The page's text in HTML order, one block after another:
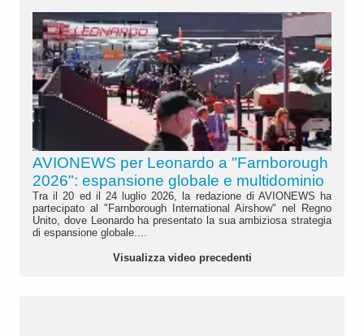
AVIONEWS per Leonardo a "Farnborough
2026": espansione globale e multidominio
Tra il 20 ed il 24 luglio 2026, la redazione di AVIONEWS ha
partecipato al "Farnborough International Airshow" nel Regno
Unito, dove Leonardo ha presentato la sua ambiziosa strategia
di espansione globale....
Visualizza video precedenti